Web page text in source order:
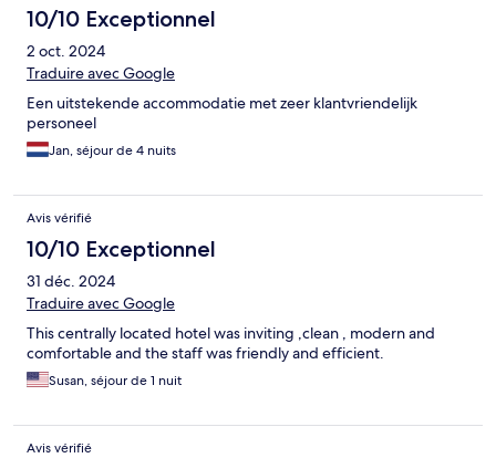
10/10 Exceptionnel
2 oct. 2024
Traduire avec Google
Een uitstekende accommodatie met zeer klantvriendelijk
personeel
Jan, séjour de 4 nuits
Avis vérifié
10/10 Exceptionnel
31 déc. 2024
Traduire avec Google
This centrally located hotel was inviting ,clean , modern and
comfortable and the staff was friendly and efficient.
Susan, séjour de 1 nuit
Avis vérifié